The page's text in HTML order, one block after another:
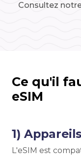
Consultez
Ce qu'il
eSIM
1)
L'eSIM est